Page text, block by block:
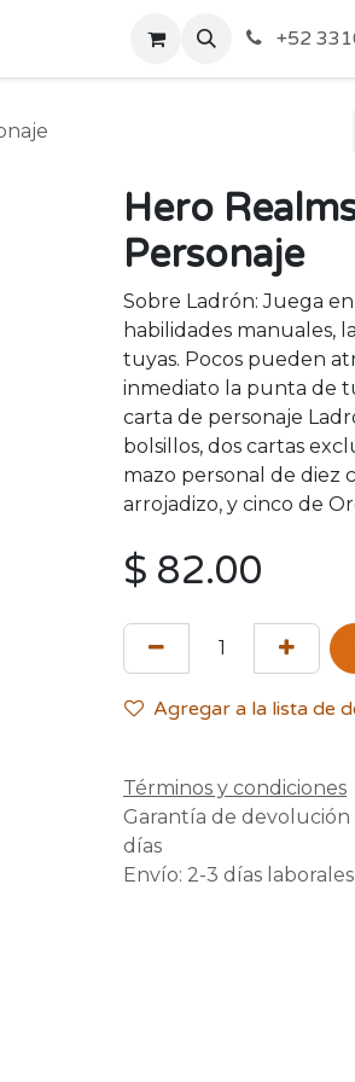
Acerca de Nosotros Politicas de
+52
Hero
Personaje
Sobre Ladrón: Juega
habilidades manuales,
tuyas. Pocos pueden
inmediato la punta de
carta de personaje
bolsillos, dos cartas
mazo personal de diez
arrojadizo, y cinco de
$ 82.00
Agregar a la lista de
Términos y condiciones
Garantía de devolución
días
Envío: 2-3 días laborales